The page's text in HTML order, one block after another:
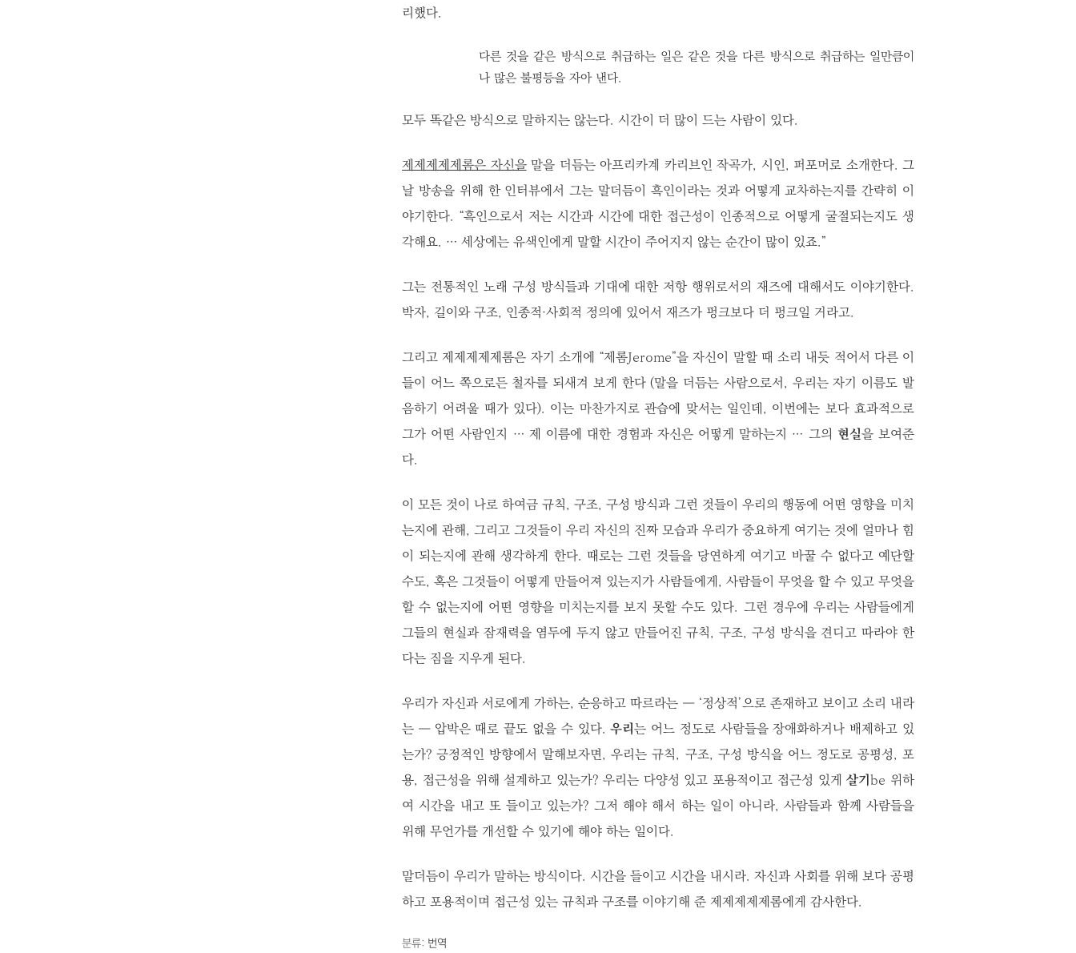
리했다.
다른 것을 같은 방식으로 취급하는 일은 같은 것을 다른 방식으로 취급하는 일만큼이
나 많은 불평등을 자아 낸다.
모두 똑같은 방식으로 말하지는 않는다. 시간이 더 많이 드는 사람이 있다.
제제제제제롬은 자신을말을 더듬는 아프리카계 카리브인 작곡가, 시인, 퍼포머로 소개한다. 그
날 방송을 위해 한 인터뷰에서 그는 말더듬이 흑인이라는 것과 어떻게 교차하는지를 간략히 이
야기한다. “흑인으로서 저는 시간과 시간에 대한 접근성이 인종적으로 어떻게 굴절되는지도 생
각해요. … 세상에는 유색인에게 말할 시간이 주어지지 않는 순간이 많이 있죠.”
그는 전통적인 노래 구성 방식들과 기대에 대한 저항 행위로서의 재즈에 대해서도 이야기한다.
박자, 길이와 구조, 인종적·사회적 정의에 있어서 재즈가 펑크보다 더 펑크일 거라고.
그리고 제제제제제롬은 자기 소개에 “제롬Jerome”을 자신이 말할 때 소리 내듯 적어서 다른 이
들이 어느 쪽으로든 철자를 되새겨 보게 한다 (말을 더듬는 사람으로서, 우리는 자기 이름도 발
음하기 어려울 때가 있다). 이는 마찬가지로 관습에 맞서는 일인데, 이번에는 보다 효과적으로
그가 어떤 사람인지 … 제 이름에 대한 경험과 자신은 어떻게 말하는지 … 그의 현실을 보여준
다.
이 모든 것이 나로 하여금 규칙, 구조, 구성 방식과 그런 것들이 우리의 행동에 어떤 영향을 미치
는지에 관해, 그리고 그것들이 우리 자신의 진짜 모습과 우리가 중요하게 여기는 것에 얼마나 힘
이 되는지에 관해 생각하게 한다. 때로는 그런 것들을 당연하게 여기고 바꿀 수 없다고 예단할
수도, 혹은 그것들이 어떻게 만들어져 있는지가 사람들에게, 사람들이 무엇을 할 수 있고 무엇을
할 수 없는지에 어떤 영향을 미치는지를 보지 못할 수도 있다. 그런 경우에 우리는 사람들에게
그들의 현실과 잠재력을 염두에 두지 않고 만들어진 규칙, 구조, 구성 방식을 견디고 따라야 한
다는 짐을 지우게 된다.
우리가 자신과 서로에게 가하는, 순응하고 따르라는 ― ‘정상적’으로 존재하고 보이고 소리 내라
는 ― 압박은 때로 끝도 없을 수 있다.우리는 어느 정도로 사람들을 장애화하거나 배제하고 있
는가? 긍정적인 방향에서 말해보자면, 우리는 규칙, 구조, 구성 방식을 어느 정도로 공평성, 포
용, 접근성을 위해 설계하고 있는가? 우리는 다양성 있고 포용적이고 접근성 있게살기be 위하
여 시간을 내고 또 들이고 있는가? 그저 해야 해서 하는 일이 아니라, 사람들과 함께 사람들을
위해 무언가를 개선할 수 있기에 해야 하는 일이다.
말더듬이 우리가 말하는 방식이다. 시간을 들이고 시간을 내시라. 자신과 사회를 위해 보다 공평
하고 포용적이며 접근성 있는 규칙과 구조를 이야기해 준 제제제제제롬에게 감사한다.
분류: 번역